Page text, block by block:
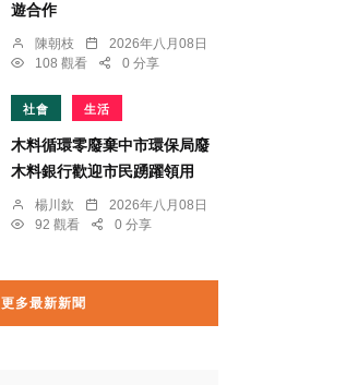
遊合作
陳朝枝
2026年八月08日
108 觀看
0 分享
社會 生活
木料循環零廢棄中市環保局廢
木料銀行歡迎市民踴躍領用
楊川欽
2026年八月08日
92 觀看
0 分享
更多最新新聞